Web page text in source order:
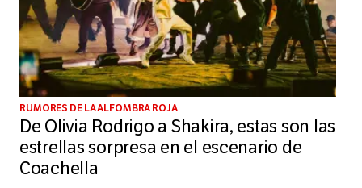
RUMORES DE LA ALFOMBRA ROJA
De Olivia Rodrigo a Shakira, estas son las
estrellas sorpresa en el escenario de
Coachella